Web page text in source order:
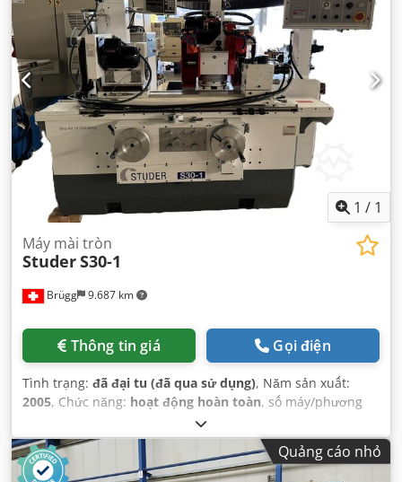
1 / 1
Brügg 9.687 km
Máy mài tròn
StuderS30-1
Thông tin giá Gọi điện
Tình trạng: đã đại tu (đã qua sử dụng), Năm sản xuất:
2005, Chức năng: hoạt động hoàn toàn, số máy/phương
Quảng cáo nhỏ